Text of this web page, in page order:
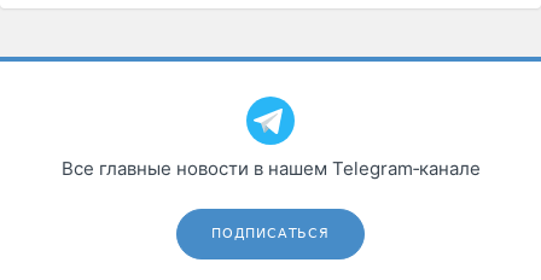
Все главные новости в нашем Telegram‑канале
ПОДПИСАТЬСЯ